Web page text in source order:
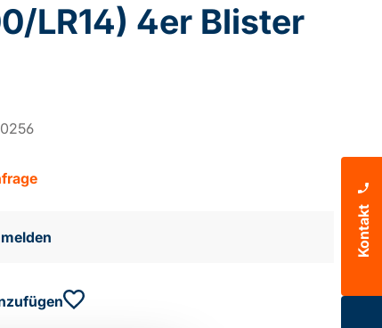
LR14) 4er Blister
Kontakt